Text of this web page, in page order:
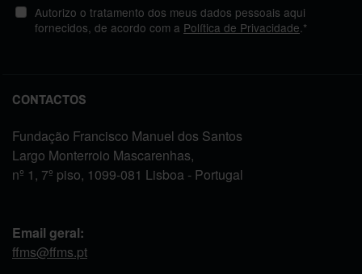
Autorizo o tratamento dos meus dados pessoais aqui
fornecidos, de acordo com a Política de Privacidade .*
CONTACTOS
Fundação Francisco Manuel dos Santos
Largo Monterroio Mascarenhas,
nº 1, 7º piso, 1099-081 Lisboa - Portugal
Email geral:
ffms@ffms.pt